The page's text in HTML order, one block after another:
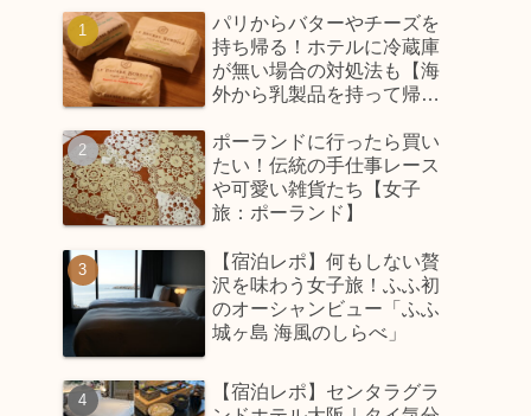
パリからバターやチーズを
持ち帰る！ホテルに冷蔵庫
が無い場合の対処法も【海
外から乳製品を持って帰っ
ポーランドに行ったら買い
たい！伝統の手仕事レース
や可愛い雑貨たち【女子
旅：ポーランド】
【宿泊レポ】何もしない贅
沢を味わう女子旅！ふふ初
のオーシャンビュー「ふふ
城ヶ島 海風のしらべ」
【宿泊レポ】センタラグラ